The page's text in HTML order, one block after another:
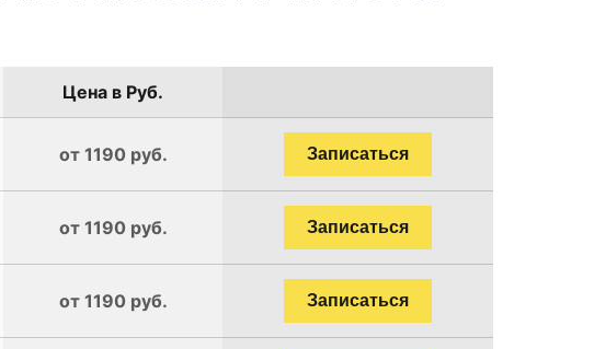
Цена в Руб.
от 1190 руб. Записаться
от 1190 руб. Записаться
от 1190 руб. Записаться